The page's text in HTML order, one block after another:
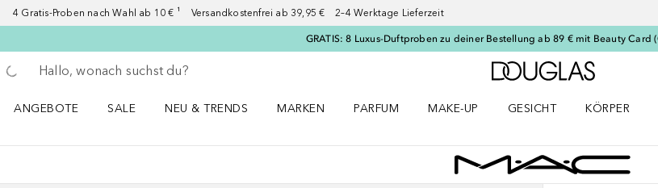
4 Gratis-Proben nach Wahl ab 10 € ¹ Versandkostenfrei ab 39,95 € 2–4 Werktage Lieferzeit
GRATIS: 8 Luxus-Duftproben zu deiner Bestellung ab 89 € mit Beauty Card
Gehe zurück
Suche ausführen
Zur
ANGEBOTE
SALE
NEU & TRENDS
MARKEN
PARFUM
MAKE-UP
GESICHT
KÖRPER